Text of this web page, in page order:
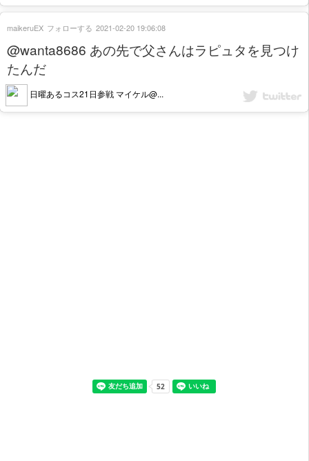
@wanta8686 あの先で父さんはラピュタを見つけ
たんだ
日曜あるコス21日参戦 マイケル@...
maikeruEX フォローする 2021-02-20 19:06:08